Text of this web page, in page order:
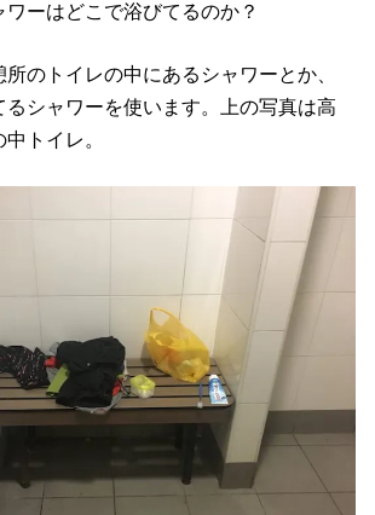
ーはどこで浴びてるのか？
のトイレの中にあるシャワーとか、
るシャワーを使います。上の写真は高
トイレ。